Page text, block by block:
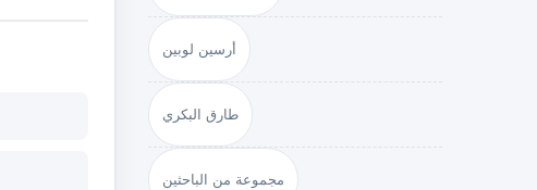
أرسين لوبين
طارق البكري
مجموعة من الباحثين